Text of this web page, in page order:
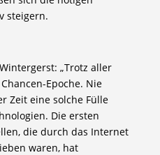
steigern.
„Trotz aller
Epoche. Nie
Zeit eine solche Fülle
Die ersten
die durch das Internet
waren, hat